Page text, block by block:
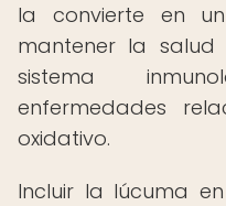
la convierte en
mantener la
sistema
enfermedades
oxidativo.
Incluir la lúcuma